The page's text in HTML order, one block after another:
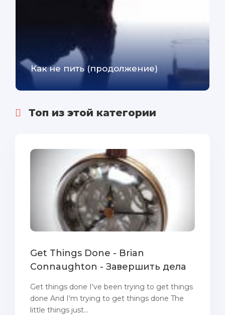
Как не пить (продолжение)
Топ из этой категории
Get Things Done - Brian
Connaughton - Завершить дела
Get things done I've been trying to get things
done And I'm trying to get things done The
little things just...